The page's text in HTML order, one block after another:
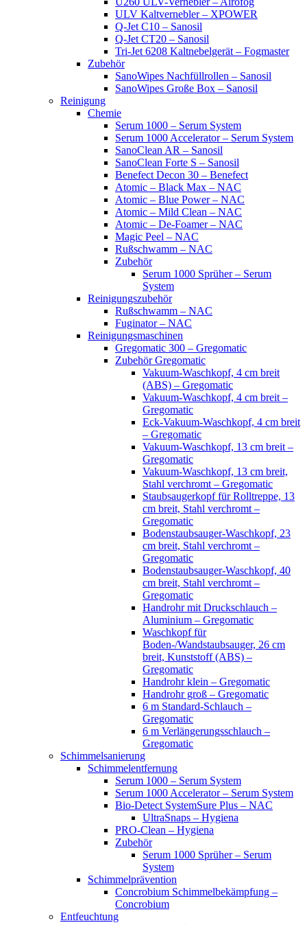
ULV Kaltvernebler – XPOWER
Q-Jet C10 – Sanosil
Q-Jet CT20 – Sanosil
Tri-Jet 6208 Kaltnebelgerät – Fogmaster
Zubehör
SanoWipes Nachfüllrollen – Sanosil
SanoWipes Große Box – Sanosil
Reinigung
Chemie
Serum 1000 – Serum System
Serum 1000 Accelerator – Serum System
SanoClean AR – Sanosil
SanoClean Forte S – Sanosil
Benefect Decon 30 – Benefect
Atomic – Black Max – NAC
Atomic – Blue Power – NAC
Atomic – Mild Clean – NAC
Atomic – De-Foamer – NAC
Magic Peel – NAC
Rußschwamm – NAC
Zubehör
Serum 1000 Sprüher – Serum
System
Reinigungszubehör
Rußschwamm – NAC
Fuginator – NAC
Reinigungsmaschinen
Gregomatic 300 – Gregomatic
Zubehör Gregomatic
Vakuum-Waschkopf, 4 cm breit
(ABS) – Gregomatic
Vakuum-Waschkopf, 4 cm breit –
Gregomatic
Eck-Vakuum-Waschkopf, 4 cm breit
– Gregomatic
Vakuum-Waschkopf, 13 cm breit –
Gregomatic
Vakuum-Waschkopf, 13 cm breit,
Stahl verchromt – Gregomatic
Staubsaugerkopf für Rolltreppe, 13
cm breit, Stahl verchromt –
Gregomatic
Bodenstaubsauger-Waschkopf, 23
cm breit, Stahl verchromt –
Gregomatic
Bodenstaubsauger-Waschkopf, 40
cm breit, Stahl verchromt –
Gregomatic
Handrohr mit Druckschlauch –
Aluminium – Gregomatic
Waschkopf für
Boden-/Wandstaubsauger, 26 cm
breit, Kunststoff (ABS) –
Gregomatic
Handrohr klein – Gregomatic
Handrohr groß – Gregomatic
6 m Standard-Schlauch –
Gregomatic
6 m Verlängerungsschlauch –
Gregomatic
Schimmelsanierung
Schimmelentfernung
Serum 1000 – Serum System
Serum 1000 Accelerator – Serum System
Bio-Detect SystemSure Plus – NAC
UltraSnaps – Hygiena
PRO-Clean – Hygiena
Zubehör
Serum 1000 Sprüher – Serum
System
Schimmelprävention
Concrobium Schimmelbekämpfung –
Concrobium
Entfeuchtung